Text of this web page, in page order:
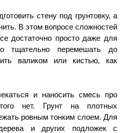
стену под грунтовку, а
В этом вопросе сложностей
достаточно просто даже для
тщательно перемешать до
валиком или кистью, как
и наносить смесь про
нет. Грунт на плотных
ровным тонким слоем. Для
и других подложек с